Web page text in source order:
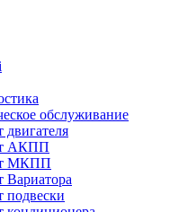
обслуживание
двигателя
АКПП
МКПП
Вариатора
подвески